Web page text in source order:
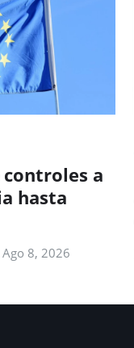
controles a
hasta
Ago 8, 2026